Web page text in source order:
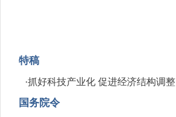
特稿
·抓好科技产业化 促进经济结构调整
国务院令